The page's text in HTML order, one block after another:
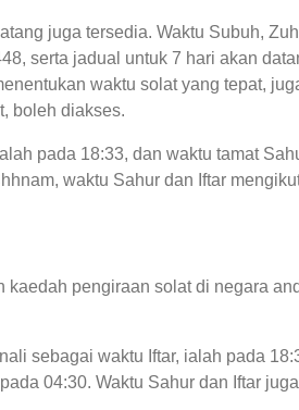
juga tersedia. Waktu Subuh,
serta jadual untuk 7 hari akan
waktu solat yang tepat,
boleh diakses.
pada 18:33, dan waktu tamat
waktu Sahur dan Iftar
pengiraan solat di negara
sebagai waktu Iftar, ialah pada
04:30. Waktu Sahur dan Iftar